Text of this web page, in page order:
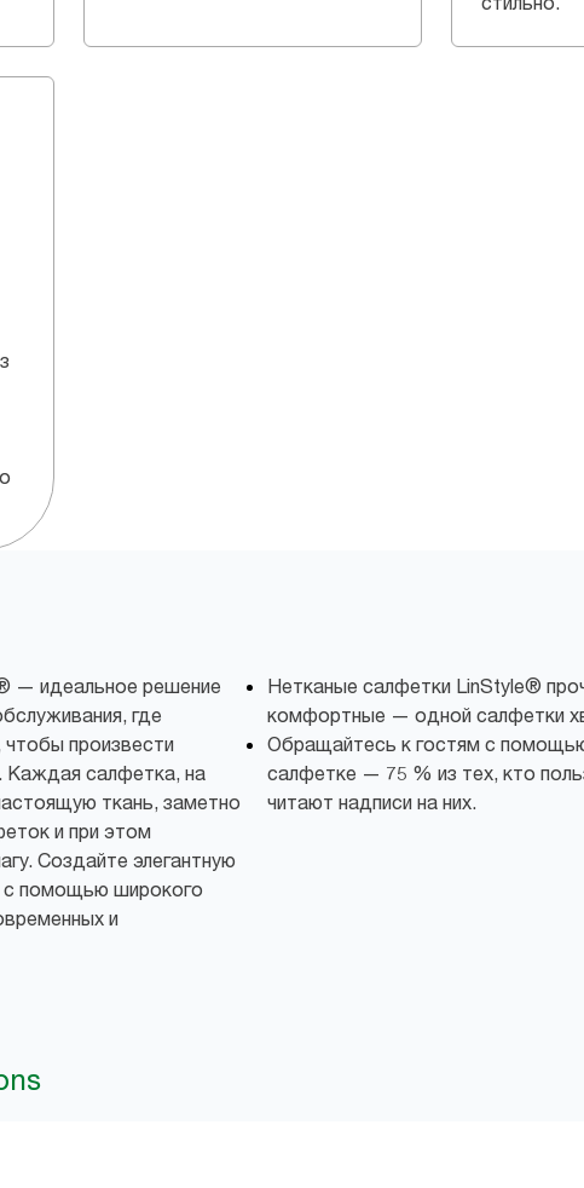
— идеальное решение
где
произвести
Каждая салфетка, на
ткань, заметно
и при этом
Создайте элегантную
с помощью широкого
и
Нетканые салфетки LinStyle®
комфортные — одной салфетки
Обращайтесь к гостям с
салфетке — 75 % из тех, кто
читают надписи на них.